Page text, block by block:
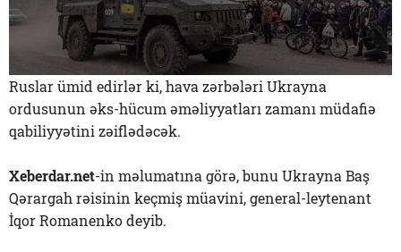
Ruslar ümid edirlər ki, hava zərbələri Ukrayna
ordusunun əks-hücum əməliyyatları zamanı müdafiə
qabiliyyətini zəiflədəcək.
Xeberdar.net-in məlumatına görə, bunu Ukrayna Baş
Qərargah rəisinin keçmiş müavini, general-leytenant
İqor Romanenko deyib.